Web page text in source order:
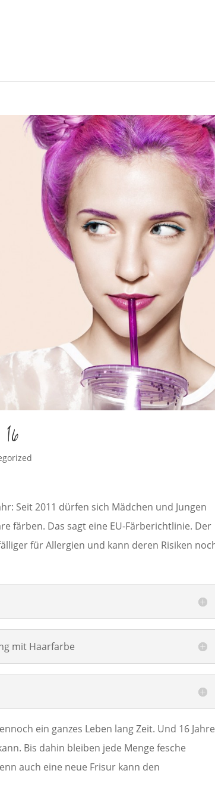
Seit 2011 dürfen sich Mädchen und Jungen
färben. Das sagt eine EU-Färberichtlinie. Der
für Allergien und kann deren Risiken
mit Haarfarbe
ein ganzes Leben lang Zeit. Und 16 Jahre
Bis dahin bleiben jede Menge fesche
auch eine neue Frisur kann den